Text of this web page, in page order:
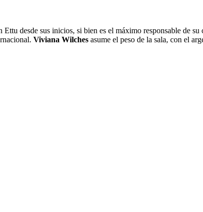
Ettu desde sus inicios, si bien es el máximo responsable de
Viviana Wilches asume el peso de la sala, con el